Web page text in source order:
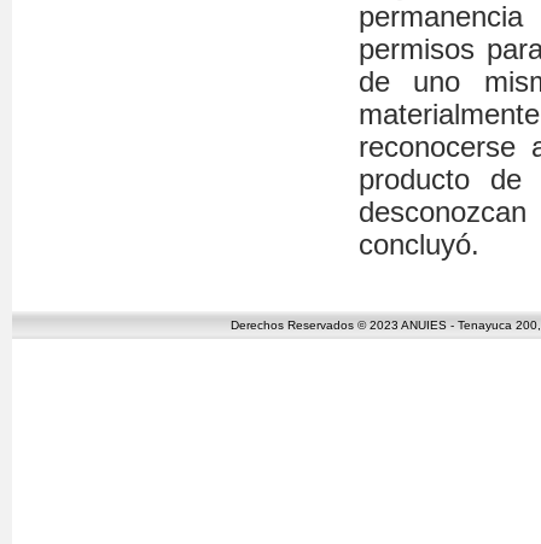
permisos
de uno
reconocerse
producto
concluyó.
Derechos Reservados © 2023 ANUIES - Tenayuca